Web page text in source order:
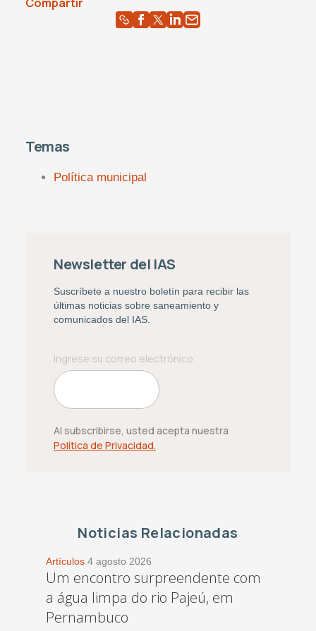
Compartir
Temas
Política municipal
Newsletter del IAS
Suscríbete a nuestro boletín para recibir las
últimas noticias sobre saneamiento y
comunicados del IAS.
Al subscribirse, usted acepta nuestra
Política de Privacidad.
Noticias Relacionadas
Artículos 4 agosto 2026
Um encontro surpreendente com
a água limpa do rio Pajeú, em
Pernambuco